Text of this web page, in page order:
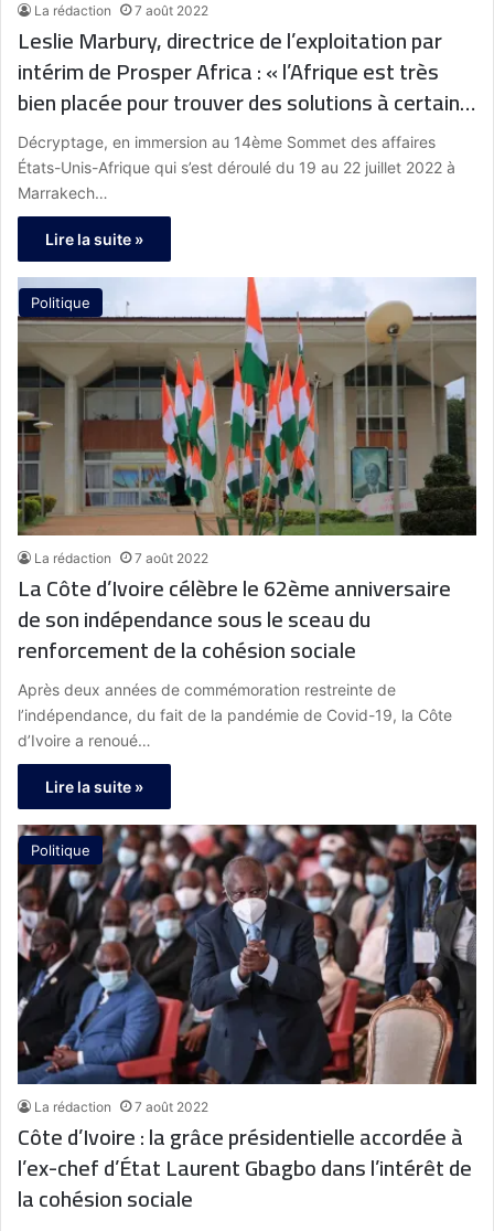
La rédaction 7 août 2022
Leslie Marbury, directrice de l’exploitation par
intérim de Prosper Africa : « l’Afrique est très
bien placée pour trouver des solutions à certains
de ces défis »
Décryptage, en immersion au 14ème Sommet des affaires
États-Unis-Afrique qui s’est déroulé du 19 au 22 juillet 2022 à
Marrakech…
Lire la suite »
Politique
La rédaction 7 août 2022
La Côte d’Ivoire célèbre le 62ème anniversaire
de son indépendance sous le sceau du
renforcement de la cohésion sociale
Après deux années de commémoration restreinte de
l’indépendance, du fait de la pandémie de Covid-19, la Côte
d’Ivoire a renoué…
Lire la suite »
Politique
La rédaction 7 août 2022
Côte d’Ivoire : la grâce présidentielle accordée à
l’ex-chef d’État Laurent Gbagbo dans l’intérêt de
la cohésion sociale